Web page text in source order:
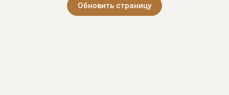
Обновить страницу